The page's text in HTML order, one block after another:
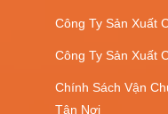
Công Ty Sản Xuất
Công Ty Sản Xuất
Chính Sách Vận
Tận Nơi